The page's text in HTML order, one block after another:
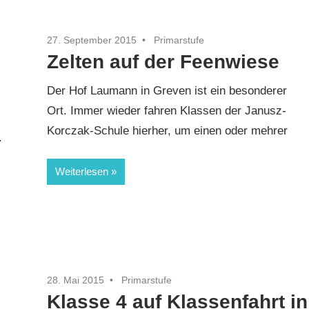
27. September 2015 Primarstufe
Zelten auf der Feenwiese
Der Hof Laumann in Greven ist ein besonderer
Ort. Immer wieder fahren Klassen der Janusz-
Korczak-Schule hierher, um einen oder mehrer
Weiterlesen
28. Mai 2015 Primarstufe
Klasse 4 auf Klassenfahrt in